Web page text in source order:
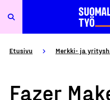
Etusivu Merkki- ja
Fazer